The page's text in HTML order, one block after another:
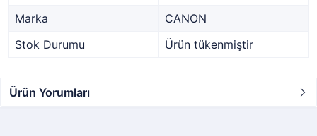
Marka
CANON
Stok Durumu
Ürün tükenmiştir
Ürün Yorumları